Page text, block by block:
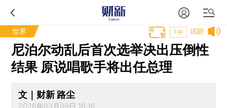
世界 试听
T中
尼泊尔动乱后首次选举决出压倒性
结果 原说唱歌手将出任总理
文｜财新 路尘
2026年03月09日 18:16